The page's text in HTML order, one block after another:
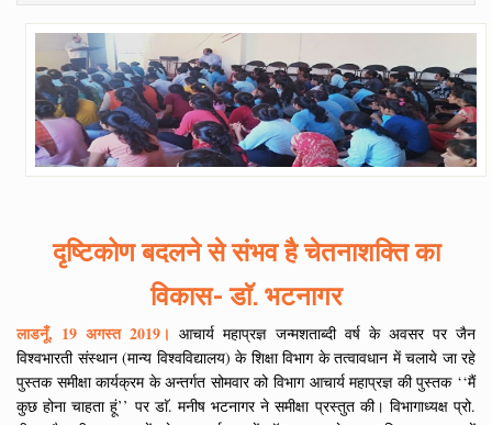
दृष्टिकोण बदलने से संभव है चेतनाशक्ति का
विकास- डाॅ. भटनागर
लाडनूँ, 19 अगस्त 2019। आचार्य महाप्रज्ञ जन्मशताब्दी वर्ष के अवसर पर जैन
विश्वभारती संस्थान (मान्य विश्वविद्यालय) के शिक्षा विभाग के तत्वावधान में चलाये जा रहे
पुस्तक समीक्षा कार्यक्रम के अन्तर्गत सोमवार को विभाग आचार्य महाप्रज्ञ की पुस्तक ‘‘मैं
कुछ होना चाहता हूं’’ पर डाॅ. मनीष भटनागर ने समीक्षा प्रस्तुत की। विभागाध्यक्ष प्रो.